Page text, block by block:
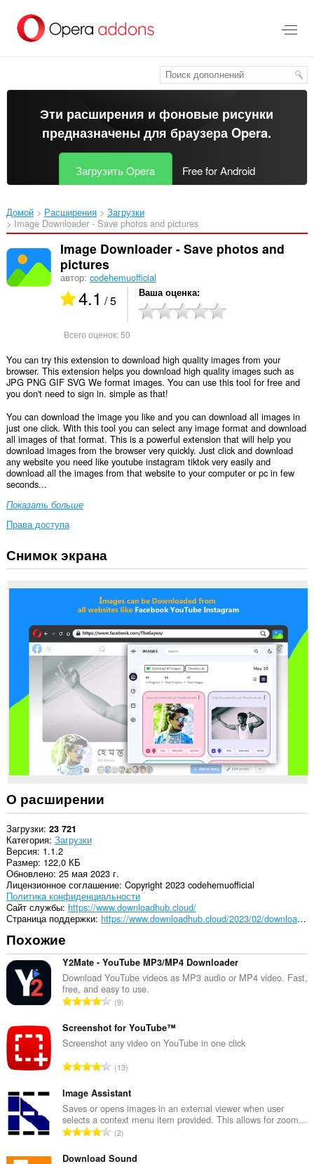
перейти
Эти расширения и фоновые рисунки
предназначены длябраузера Opera.
Загрузить Opera Free for Android
Домой Расширения
Загрузки
Image Downloader - Save photos and pictures‎
Image Downloader - Save photos and
pictures
автор: codehemuofficial
4.1 / 5 Ваша оценка
Всего оценок:50
You can try this extension to download high quality images from your
browser. This extension helps you download high quality images such as
JPG PNG GIF SVG We format images. You can use this tool for free and
you don't need to sign in. simple as that!
You can download the image you like and you can download all images in
just one click. With this tool you can select any image format and download
all images of that format. This is a powerful extension that will help you
download images from the browser very quickly. Just click and download
any website you need like youtube instagram tiktok very easily and
download all the images from that website to your computer or pc in few
seconds...
Показать больше
Права доступа
У
этого
есть
вашим
данным
Снимок экрана
О расширении
Загрузки 23 721
Категория Загрузки
Версия 1.1.2
Размер 122,0 КБ
Обновлено 25 мая 2023 г.
Лицензионное соглашение Copyright 2023 codehemuofficial
Политика конфиденциальности
Cайт службы https://www.downloadhub.cloud/
Страница поддержки
https://www.downloadhub.cloud/2023/02/downloader.html
Похожие
Y2Mate - YouTube MP3/MP4 Downloader
Download YouTube videos as MP3 audio or MP4 video. Fast,
free, and easy to use.
В
е
г
о
е
н
о
к
:
9
Screenshot for YouTube™
Screenshot any video on YouTube in one click
В
е
г
о
о
13
Image Assistant
Saves or opens images in an external viewer when user
selects a context menu item provided. This allows for zoom...
В
е
2
Download Sound